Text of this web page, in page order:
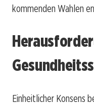
kommenden Wahlen
Einheitlicher Konsens